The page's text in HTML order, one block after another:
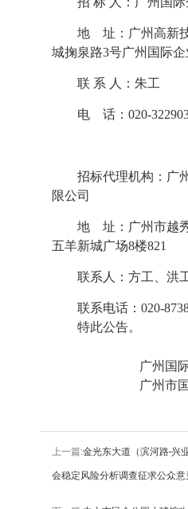
地 址： 广州高新
城掬泉路3号广州国际
联 系 人： 朱工
电 话： 020-32
招标代理机构：广
限公司
地 址：广州市越
五羊新城广场8楼821
联系人： 方工、洪
联系电话： 020-
特此公告。
广州国
广州市
上一篇:金光东大道（滨河路-兴
会稳定风险分析调查征求公众意